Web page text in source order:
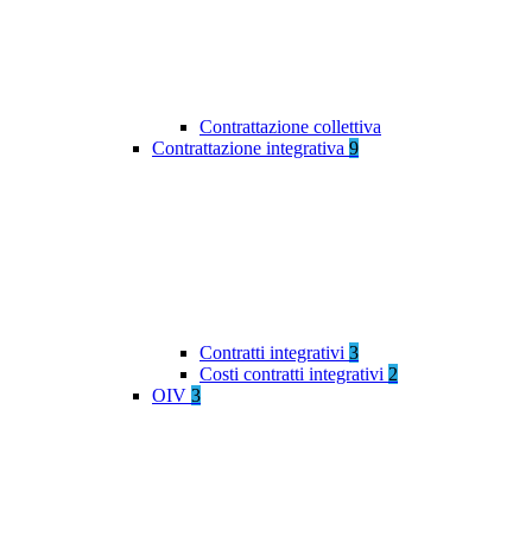
Contrattazione collettiva
Contrattazione integrativa 9
Contratti integrativi 3
Costi contratti integrativi 2
OIV 3